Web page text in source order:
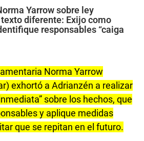
Yarrow sobre ley
diferente: Exijo como
responsables “caiga
Norma Yarrow
exhortó a Adrianzén a realizar
sobre los hechos, que
y aplique medidas
que se repitan en el futuro.